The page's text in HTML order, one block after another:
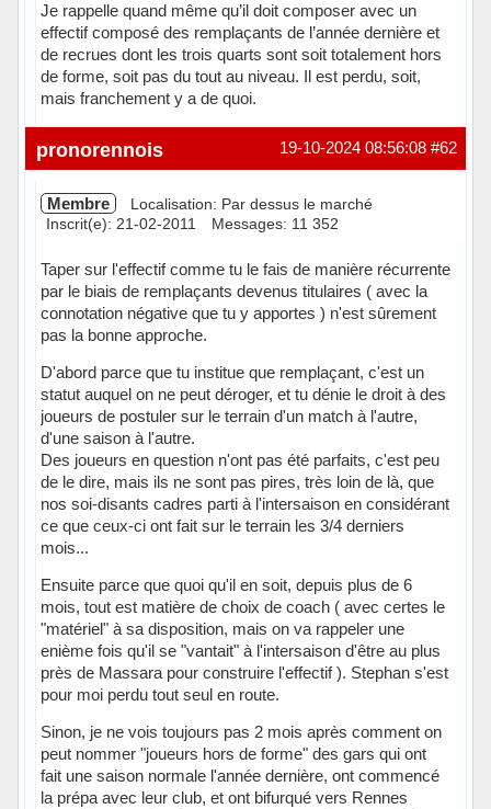
Je rappelle quand même qu’il doit composer avec un
effectif composé des remplaçants de l’année dernière et
de recrues dont les trois quarts sont soit totalement hors
de forme, soit pas du tout au niveau. Il est perdu, soit,
mais franchement y a de quoi.
Hors ligne #62
19-10-2024 08:56:08
pronorennois
Membre
Localisation: Par dessus le marché
Inscrit(e): 21-02-2011
Messages: 11 352
Taper sur l'effectif comme tu le fais de manière récurrente
par le biais de remplaçants devenus titulaires ( avec la
connotation négative que tu y apportes ) n'est sûrement
pas la bonne approche.
D'abord parce que tu institue que remplaçant, c'est un
statut auquel on ne peut déroger, et tu dénie le droit à des
joueurs de postuler sur le terrain d'un match à l'autre,
d'une saison à l'autre.
Des joueurs en question n'ont pas été parfaits, c'est peu
de le dire, mais ils ne sont pas pires, très loin de là, que
nos soi-disants cadres parti à l'intersaison en considérant
ce que ceux-ci ont fait sur le terrain les 3/4 derniers
mois...
Ensuite parce que quoi qu'il en soit, depuis plus de 6
mois, tout est matière de choix de coach ( avec certes le
"matériel" à sa disposition, mais on va rappeler une
enième fois qu'il se "vantait" à l'intersaison d'être au plus
près de Massara pour construire l'effectif ). Stephan s'est
pour moi perdu tout seul en route.
Sinon, je ne vois toujours pas 2 mois après comment on
peut nommer "joueurs hors de forme" des gars qui ont
fait une saison normale l'année dernière, ont commencé
la prépa avec leur club, et ont bifurqué vers Rennes